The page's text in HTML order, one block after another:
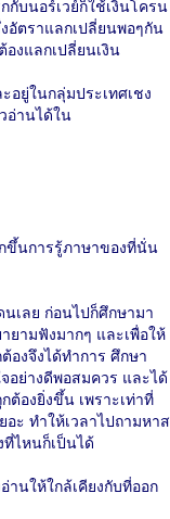
กับนอร์เวย์ก็ใช้เงินโครน
อัตราแลกเปลี่ยนพอๆกัน
องแลกเปลี่ยนเงิน
อยู่ในกลุ่มประเทศเชง
อ่านได้ใน
กขึ้นการรู้ภาษาของที่นั่น
นเลย ก่อนไปก็ศึกษามา
ยามฟังมากๆ และเพื่อให้
องจึงได้ทำการ ศึกษา
อย่างดีพอสมควร และได้
ต้องยิ่งขึ้น เพราะเท่าที่
ะ ทำให้เวลาไปถามหาส
ที่ไหนก็เป็นได้
านให้ใกล้เคียงกับที่ออก